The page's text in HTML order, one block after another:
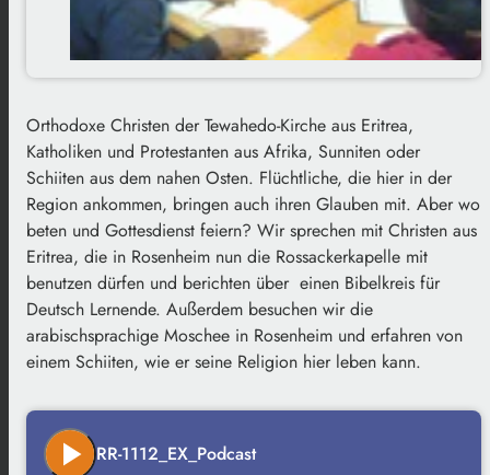
Orthodoxe Christen der Tewahedo-Kirche aus Eritrea,
Katholiken und Protestanten aus Afrika, Sunniten oder
Schiiten aus dem nahen Osten. Flüchtliche, die hier in der
Region ankommen, bringen auch ihren Glauben mit. Aber wo
beten und Gottesdienst feiern? Wir sprechen mit Christen aus
Eritrea, die in Rosenheim nun die Rossackerkapelle mit
benutzen dürfen und berichten über einen Bibelkreis für
Deutsch Lernende. Außerdem besuchen wir die
arabischsprachige Moschee in Rosenheim und erfahren von
einem Schiiten, wie er seine Religion hier leben kann.
play_arrow RR-1112_EX_Podcast